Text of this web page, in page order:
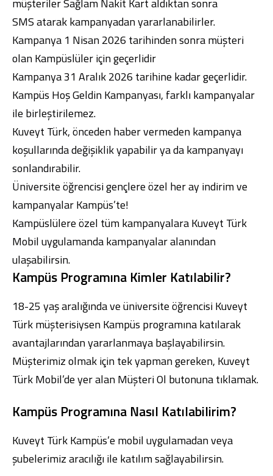
Dijital Bankacılık Hakkımızda Finans Portalı
Şube ve ATM’ler
İletişim
Ürün ve Hizmet Ücretleri
العربية
Dijital Bankacılık Hakkımızda Finans Portalı
Yatırımcı İlişkileri
Ürün ve Hizmet Ücretleri
Englishالعربية
müşteriler Sağlam Nakit Kart aldıktan sonra
SMS atarak kampanyadan yararlanabilirler.
Kampanya 1 Nisan 2026 tarihinden sonra müşteri
olan Kampüslüler için geçerlidir
Kampanya 31 Aralık 2026 tarihine kadar geçerlidir.
Kampüs Hoş Geldin Kampanyası, farklı kampanyalar
ile birleştirilemez.
Kuveyt Türk, önceden haber vermeden kampanya
koşullarında değişiklik yapabilir ya da kampanyayı
sonlandırabilir.
Üniversite öğrencisi gençlere özel her ay indirim ve
kampanyalar Kampüs’te!
Kampüslülere özel tüm kampanyalaraKuveyt Türk
Mobiluygulamanda kampanyalar alanından
ulaşabilirsin.
Kampüs Programına Kimler Katılabilir?
18-25 yaş aralığında ve üniversite öğrencisi Kuveyt
Türk müşterisiysen Kampüs programına katılarak
avantajlarından yararlanmaya başlayabilirsin.
Müşterimiz olmak için tek yapman gereken, Kuveyt
Türk Mobil’de yer alan Müşteri Ol butonuna tıklamak.
Kampüs Programına Nasıl Katılabilirim?
Kuveyt Türk Kampüs’e mobil uygulamadan veya
şubelerimiz aracılığı ile katılım sağlayabilirsin.